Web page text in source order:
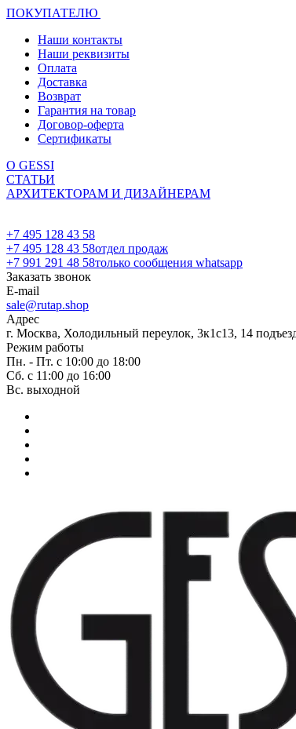
ПОКУПАТЕЛЮ
Наши контакты
Наши реквизиты
Оплата
Доставка
Возврат
Гарантия на товар
Договор-оферта
Сертификаты
О GESSI
СТАТЬИ
АРХИТЕКТОРАМ И ДИЗАЙНЕРАМ
+7 495 128 43 58
+7 495 128 43 58отдел продаж
+7 991 291 48 58только сообщения whatsapp
Заказать звонок
E-mail
sale@rutap.shop
Адрес
г. Москва, Холодильный переулок, 3к1с13, 14
Режим работы
Пн. - Пт. с 10:00 до 18:00
Сб. с 11:00 до 16:00
Вс. выходной